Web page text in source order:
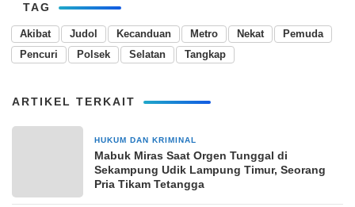
TAG
Akibat Judol Kecanduan Metro Nekat
Pemuda
Pencuri
Polsek Selatan Tangkap
ARTIKEL TERKAIT
HUKUM DAN KRIMINAL
Mabuk Miras Saat Orgen Tunggal di
Sekampung Udik Lampung Timur, Seorang
Pria Tikam Tetangga